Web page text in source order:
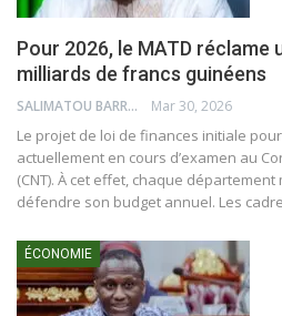
Pour 2026, le MATD réclame
milliards de francs guinéens
SALIMATOU BARRY Mar 30, 2026
Le projet de loi de finances initiale pour
actuellement en cours d’examen au
(CNT). À cet effet, chaque
défendre son budget annuel. Les
ÉCONOMIE